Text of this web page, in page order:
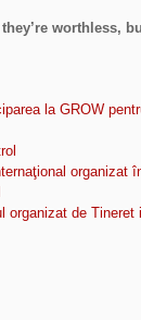
worthless,
la GROW
organizat
organizat de Tineret